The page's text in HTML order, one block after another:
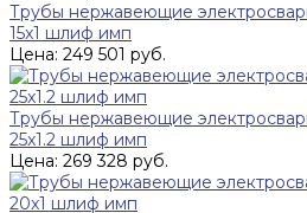
Трубы нержавеющие
15x1 шлиф имп
Цена: 249 501 руб.
Трубы нержавеющие
25x1.2 шлиф имп
Цена: 269 328 руб.